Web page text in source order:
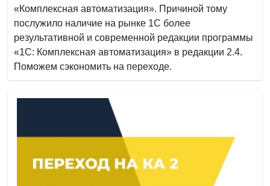
«Комплексная автоматизация». Причиной тому
послужило наличие на рынке 1С более
результативной и современной редакции программы
«1С: Комплексная автоматизация» в редакции 2.4.
Поможем сэкономить на переходе.